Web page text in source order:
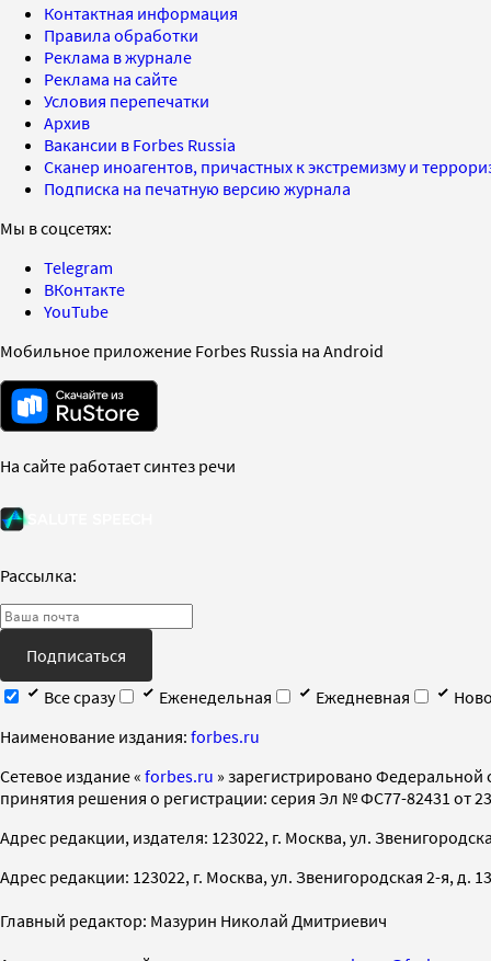
Контактная информация
Правила обработки
Реклама в журнале
Реклама на сайте
Условия перепечатки
Архив
Вакансии в Forbes Russia
Сканер иноагентов, причастных к экстремизму и
Подписка на печатную версию журнала
Мы в соцсетях:
Telegram
ВКонтакте
YouTube
Мобильное приложение Forbes Russia на Android
На сайте работает синтез речи
Рассылка:
Подписаться
Все сразу
Еженедельная Ежедневная
Наименование издания: forbes.ru
Cетевое издание « forbes.ru » зарегистрировано
принятия решения о регистрации: серия Эл № ФС77-82431 от
Адрес редакции, издателя: 123022, г. Москва, ул.
Адрес редакции: 123022, г. Москва, ул. Звенигородская 2-я, д.
Главный редактор: Мазурин Николай Дмитриевич